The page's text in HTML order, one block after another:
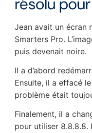
Jean avait un écran
Smarters Pro.
puis devenait noire.
Il a d’abord
Ensuite, il a effacé
problème était
Finalement, il a
pour utiliser 8.8.8.8.